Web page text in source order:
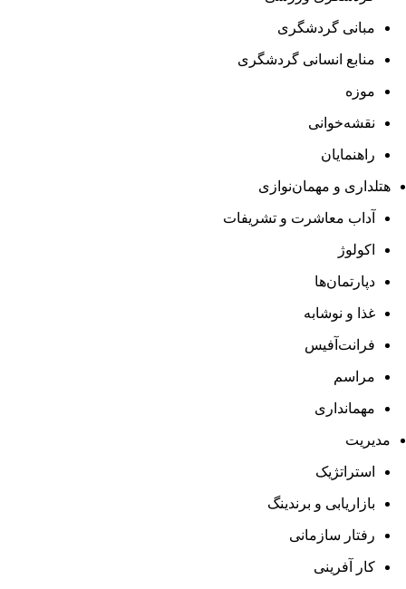
مبانی گردشگری
منابع انسانی گردشگری
موزه
نقشه‌خوانی
راهنمایان
هتلداری و مهمان‌نوازی
آداب معاشرت و تشریفات
اکولوژ
دپارتمان‌ها
غذا و نوشابه
فرانت‌آفیس
مراسم
مهمانداری
مدیریت
استراتژیک
بازاریابی و برندینگ
رفتار سازمانی
کار آفرینی